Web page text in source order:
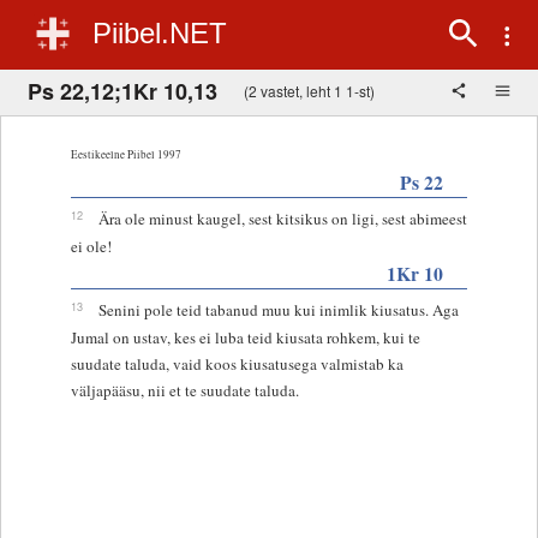
Piibel.NET
Ps 22,12;1Kr 10,13 (2 vastet, leht 1 1-st)
Eestikeelne Piibel 1997
Ps 22
12
Ära ole minust kaugel, sest kitsikus on ligi, sest abimeest
ei ole!
1Kr 10
13
Senini pole teid tabanud muu kui inimlik kiusatus. Aga
Jumal on ustav, kes ei luba teid kiusata rohkem, kui te
suudate taluda, vaid koos kiusatusega valmistab ka
väljapääsu, nii et te suudate taluda.